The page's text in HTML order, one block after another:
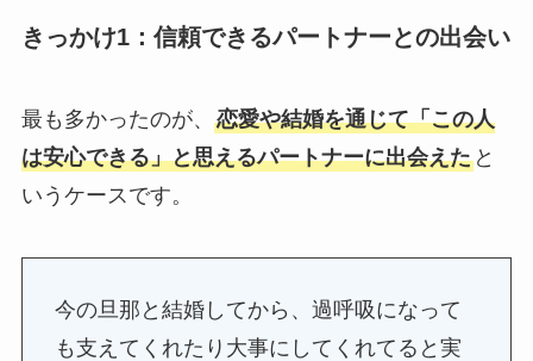
きっかけ1：信頼できるパートナーとの出会い
最も多かったのが、 恋愛や結婚を通じて「この人
は安心できる」と思えるパートナーに出会えたと
いうケースです。
今の旦那と結婚してから、過呼吸になって
も支えてくれたり大事にしてくれてると実